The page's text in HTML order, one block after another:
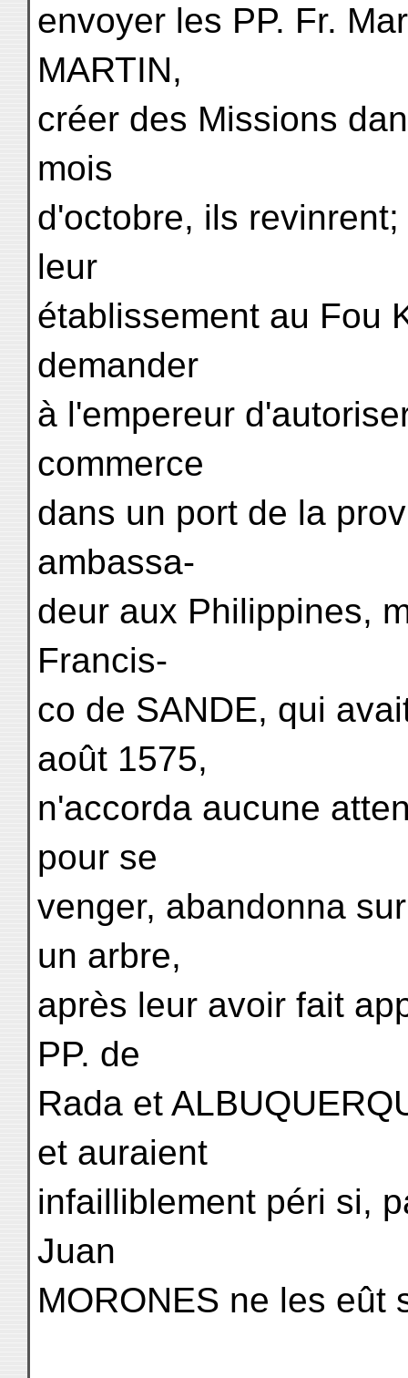
envoyer les PP. Fr.
MARTIN,
créer des Missions
mois
d'octobre, ils
leur
établissement au Fou
demander
à l'empereur
commerce
dans un port de la
ambassa-
deur aux Philippines,
Francis-
co de SANDE, qui
août 1575,
n'accorda aucune
pour se
venger, abandonna
un arbre,
après leur avoir fait
PP. de
Rada et
et auraient
infailliblement péri si,
Juan
MORONES ne les eût